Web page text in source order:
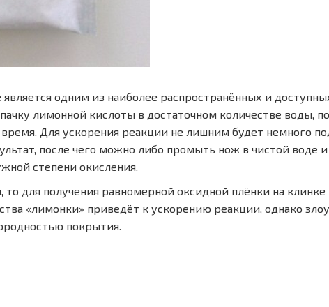
одним из наиболее распространённых и
лимонной кислоты в достаточном количестве воды,
Для ускорения реакции не лишним будет немного
после чего можно либо промыть нож в чистой воде
степени окисления.
для получения равномерной оксидной плёнки на
«лимонки» приведёт к ускорению реакции, однако
покрытия.